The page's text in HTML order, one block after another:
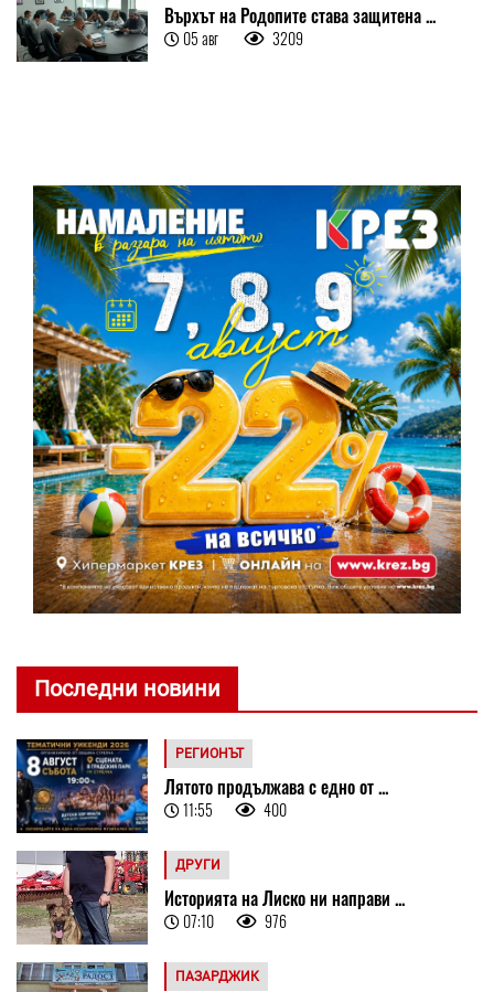
Върхът на Родопите става защитена ...
05 авг 3209
Последни новини
РЕГИОНЪТ
Лятото продължава с едно от ...
11:55 400
ДРУГИ
Историята на Лиско ни направи ...
07:10 976
ПАЗАРДЖИК